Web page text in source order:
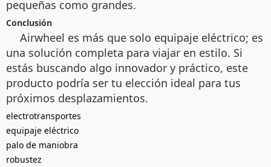
pequeñas como grandes.
Conclusión
Airwheel es más que solo equipaje eléctrico; es
una solución completa para viajar en estilo. Si
estás buscando algo innovador y práctico, este
producto podría ser tu elección ideal para tus
próximos desplazamientos.
electrotransportes
equipaje eléctrico
palo de maniobra
robustez